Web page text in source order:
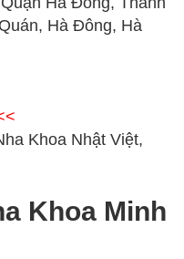
Hà Đông, Hà
Khoa Nhật Việt,
Khoa Minh